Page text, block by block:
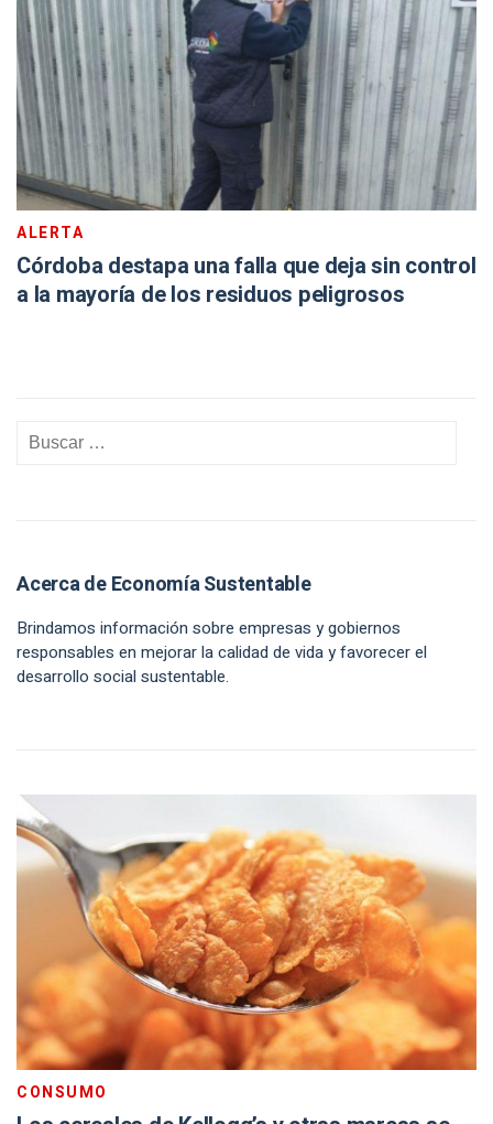
ALERTA
Córdoba destapa una falla que deja sin control
a la mayoría de los residuos peligrosos
Acerca de Economía Sustentable
Brindamos información sobre empresas y gobiernos
responsables en mejorar la calidad de vida y favorecer el
desarrollo social sustentable.
CONSUMO